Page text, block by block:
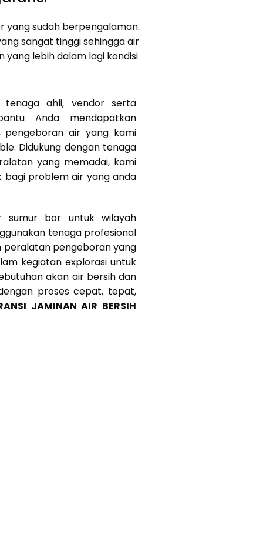
yang sudah berpengalaman.
sangat tinggi sehingga air
yang lebih dalam lagi kondisi
tenaga ahli, vendor serta
Anda mendapatkan
pengeboran air yang kami
Didukung dengan tenaga
yang memadai, kami
bagi problem air yang anda
sumur bor untuk wilayah
tenaga profesional
peralatan pengeboran yang
kegiatan explorasi untuk
akan air bersih dan
proses cepat, tepat,
JAMINAN AIR BERSIH